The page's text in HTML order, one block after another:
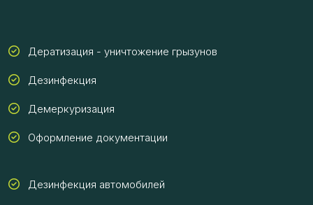
Дератизация - уничтожение грызунов
Дезинфекция
Демеркуризация
Оформление документации
Дезинфекция автомобилей